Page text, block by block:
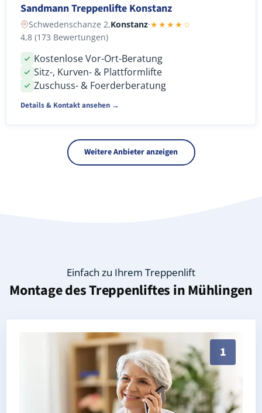
Sandmann Treppenlifte Konstanz
Schwedenschanze 2,Konstanz·★★★★☆
4,8 (173 Bewertungen)
Kostenlose Vor-Ort-Beratung
Sitz-, Kurven- & Plattformlifte
Zuschuss- & Foerderberatung
Details & Kontakt ansehen →
Weitere Anbieter anzeigen
Einfach zu Ihrem Treppenlift
Montage des Treppenliftes inMühlingen
1
Persönliche Treppenlift-Beratung in Mühlingen